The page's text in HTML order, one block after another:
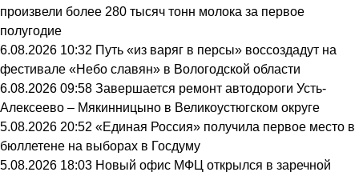
произвели более 280 тысяч тонн молока за первое
полугодие
6.08.2026 10:32 Путь «из варяг в персы» воссоздадут на
фестивале «Небо славян» в Вологодской области
6.08.2026 09:58 Завершается ремонт автодороги Усть-
Алексеево – Мякинницыно в Великоустюгском округе
5.08.2026 20:52 «Единая Россия» получила первое место в
бюллетене на выборах в Госдуму
5.08.2026 18:03 Новый офис МФЦ открылся в заречной